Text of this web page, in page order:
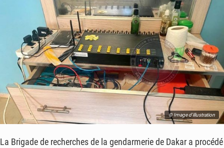
© Image d'illustration
La Brigade de recherches de la gendarmerie de Dakar a procédé